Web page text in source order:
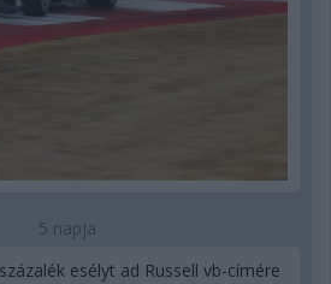
5 napja
esélyt ad Russell vb-címére